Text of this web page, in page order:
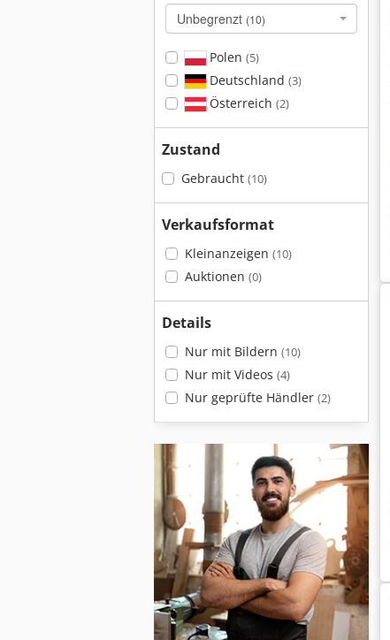
Unbegrenzt (10)
Polen (5)
Deutschland (3)
Österreich (2)
Zustand
Gebraucht (10)
Verkaufsformat
Kleinanzeigen (10)
Auktionen (0)
Details
Nur mit Bildern (10)
Nur mit Videos (4)
Nur geprüfte Händler (2)